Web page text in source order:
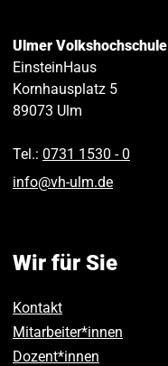
Ulmer Volkshochschule
EinsteinHaus
Kornhausplatz 5
89073 Ulm
Tel.: 0731 1530 ‑ 0
info@vh-ulm.de
Wir für Sie
Kontakt
Mitarbeiter*innen
Dozent*innen